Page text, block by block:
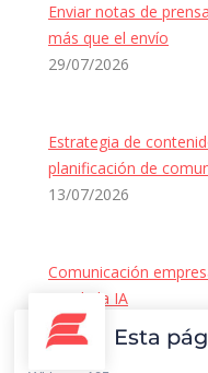
Enviar notas de
más que el envío
29/07/2026
Estrategia de
planificación de
13/07/2026
Comunicación
era de la IA
22/06/2026
Contacto Iberian
Esta